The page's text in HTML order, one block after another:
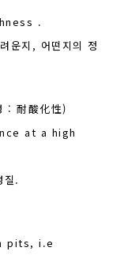
.
운지, 어떤지의 정
耐酸化性)
at a high
질.
pits, i.e